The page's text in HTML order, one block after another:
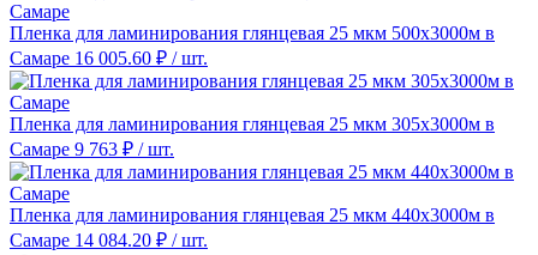
Пленка для ламинирования глянцевая 25 мкм 500х3000м в
Самаре 16 005.60 ₽ / шт.
Пленка для ламинирования глянцевая 25 мкм 305х3000м в
Самаре 9 763 ₽ / шт.
Пленка для ламинирования глянцевая 25 мкм 440х3000м в
Самаре 14 084.20 ₽ / шт.